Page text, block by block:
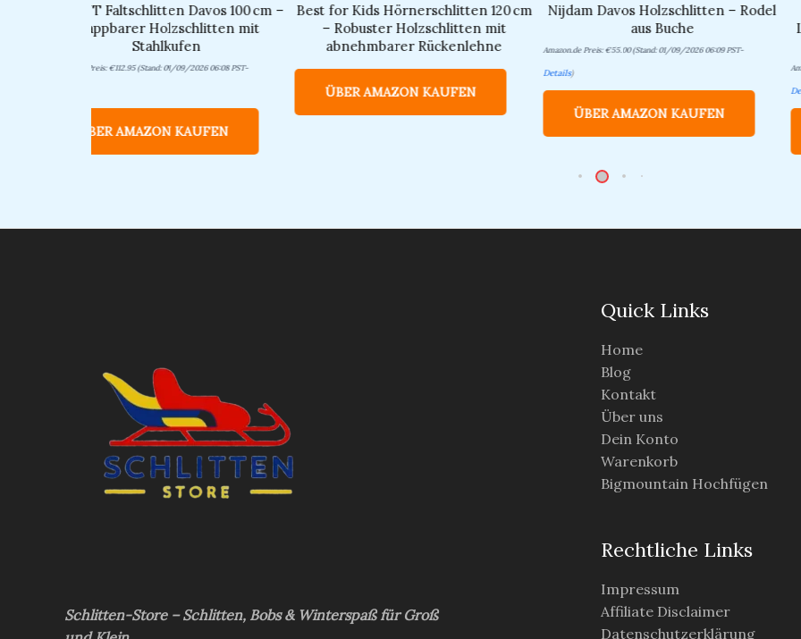
COLINT Faltschlitten Davos 100 cm –
Klappbarer Holzschlitten mit
Stahlkufen
Amazon.de Preis:€112.95(Stand: 01/09/2026 06:08 PST-
ÜBER AMAZON KAUFEN
Best for Kids Hörnerschlitten 120 cm
– Robuster Holzschlitten mit
abnehmbarer Rückenlehne
ÜBER AMAZON KAUFEN
Nijdam Davos Holzschlitten – Rodel
aus Buche
Amazon.de Preis:€55.00(Stand: 01/09/2026 06:09 PST-
Details)
ÜBER AMAZON KAUFEN
Schlitten-Store – Schlitten, Bobs & Winterspaß für Groß
Quick Links
Home
Blog
Kontakt
Über uns
Dein Konto
Warenkorb
Bigmountain Hochfügen
Rechtliche Links
Impressum
Affiliate Disclaimer
Datenschutzerklärung